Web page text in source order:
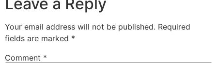
Your email address will not be published. Required
fields are marked *
Comment *